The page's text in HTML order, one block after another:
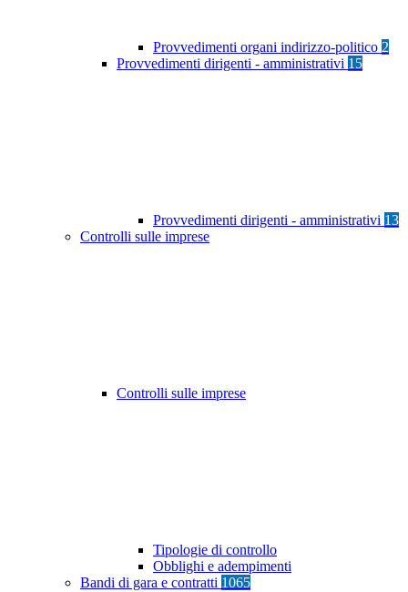
Provvedimenti organi indirizzo-politico 2
Provvedimenti dirigenti - amministrativi 15
Provvedimenti dirigenti - amministrativi 13
Controlli sulle imprese
Controlli sulle imprese
Tipologie di controllo
Obblighi e adempimenti
Bandi di gara e contratti 1065